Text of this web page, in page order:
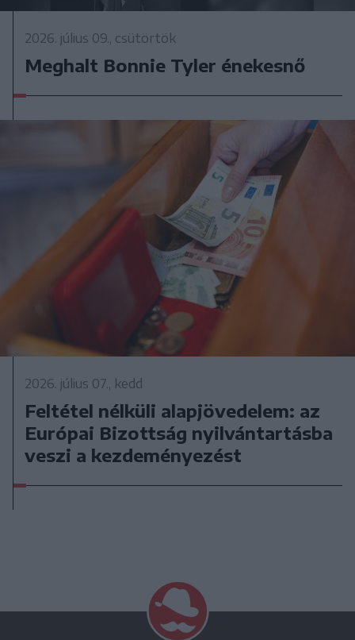
2026. július 09., csütörtök
Meghalt Bonnie Tyler énekesnő
2026. július 07., kedd
Feltétel nélküli alapjövedelem: az
Európai Bizottság nyilvántartásba
veszi a kezdeményezést